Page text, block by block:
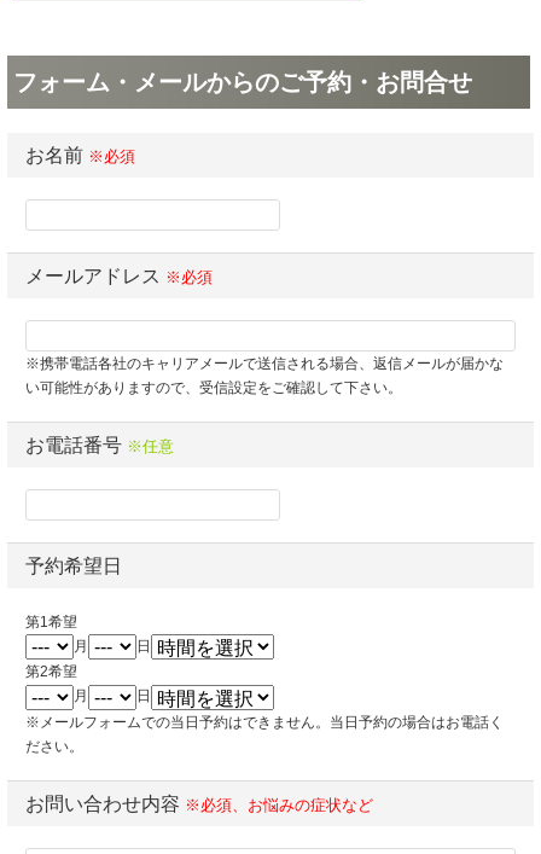
フォーム・メールからのご予約・お問合せ
お名前 ※必須
メールアドレス ※必須
※携帯電話各社のキャリアメールで送信される場合、返信メールが届かな
い可能性がありますので、受信設定をご確認して下さい。
お電話番号 ※任意
予約希望日
第1希望
月
日
第2希望
月
日
※メールフォームでの当日予約はできません。当日予約の場合はお電話く
ださい。
お問い合わせ内容 ※必須、お悩みの症状など